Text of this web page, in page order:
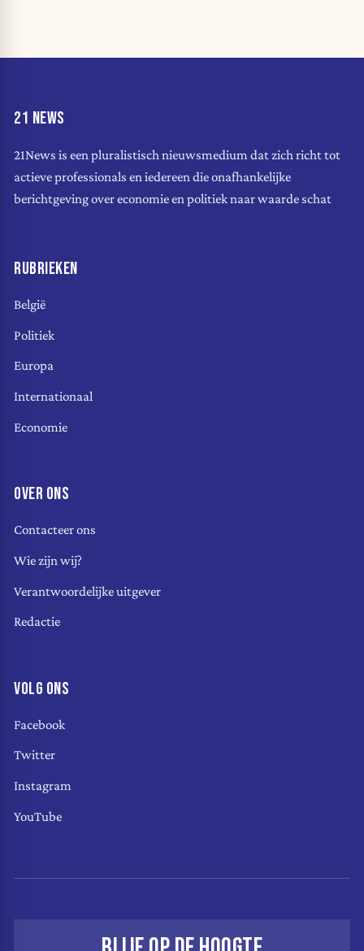
21 NEWS
21News is een pluralistisch nieuwsmedium dat zich richt tot
actieve professionals en iedereen die onafhankelijke
berichtgeving over economie en politiek naar waarde schat
RUBRIEKEN
België
Politiek
Europa
Internationaal
Economie
OVER ONS
Contacteer ons
Wie zijn wij?
Verantwoordelijke uitgever
Redactie
VOLG ONS
Facebook
Twitter
Instagram
YouTube